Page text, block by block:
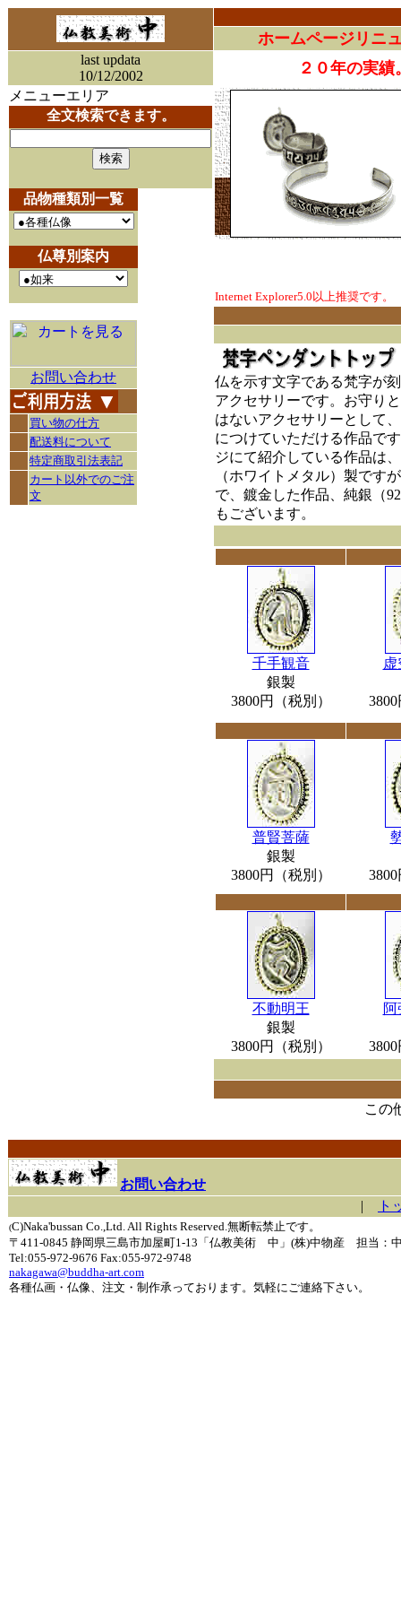
ホームページリニ
last updata
10/12/2002
２０年の実
メニューエリア
全文検索できます。
品物種類別一覧
仏尊別案内
お問い合わせ
買い物の仕方
配送料について
特定商取引法表記
カート以外でのご注
文
Internet Explorer5.0以上推奨です。
仏を示す文字である梵字が
アクセサリーです。お守り
はないアクセサリーとして
につけていただける作品で
ジにて紹介している作品は
（ホワイトメタル）製です
で、鍍金した作品、純銀（
もございます。
千手観音
銀製
3800円（税別）
普賢菩薩
銀製
3800円（税別）
不動明王
銀製
3800円（税別）
この
お問い合わせ
|
ト
(C)Naka'bussan Co.,Ltd. All Rights Reserved.無断転禁止です。
〒411-0845 静岡県三島市加屋町1-13「仏教美術 中」(株)中物産 担当：
Tel:055-972-9676 Fax:055-972-9748
nakagawa@buddha-art.com
各種仏画・仏像、注文・制作承っております。気軽にご連絡下さい。